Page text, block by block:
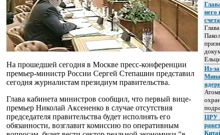
На прошедшей сегодня в Москве пресс-конференции
премьер-министр России Сергей Степашин представил
сегодня журналистам президиум правительства.
Глава кабинета министров сообщил, что первый вице-
премьер Николай Аксененко в случае отсутствия
председателя правительства будет исполнять его
обязанности, возглавит комиссию по оперативным
него
Из-
ЦРУ